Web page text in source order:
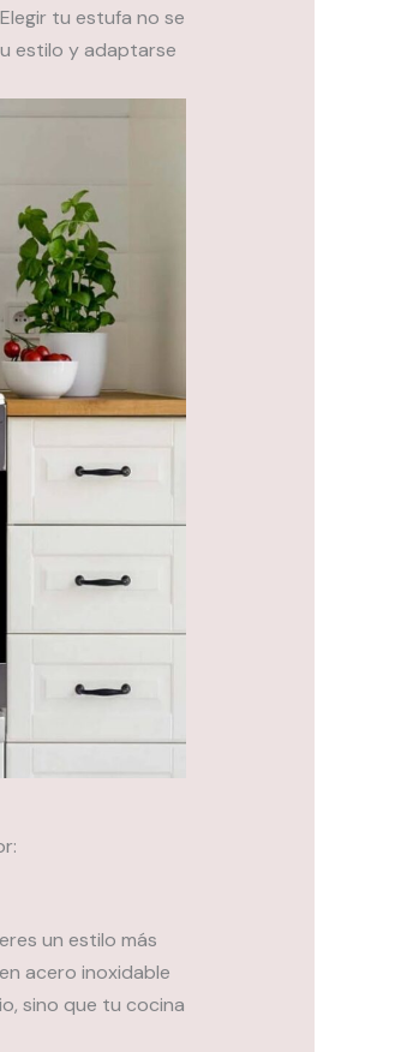
tu estufa no se
estilo y adaptarse
un estilo más
acero inoxidable
sino que tu cocina